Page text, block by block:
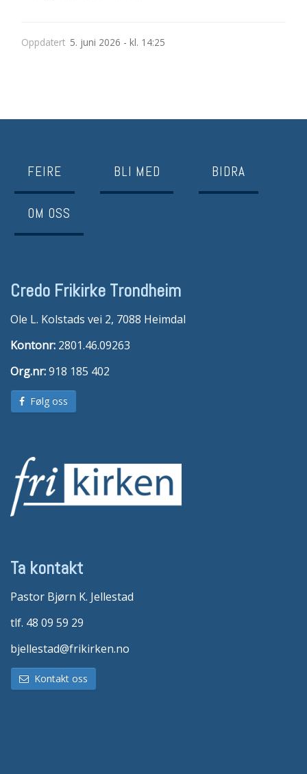
Oppdatert 5. juni 2026 - kl. 14:25
FEIRE BLI MED BIDRA
OM OSS
Credo Frikirke Trondheim
Ole L. Kolstads vei 2, 7088 Heimdal
Kontonr: 2801.46.09263
Org.nr:918 185 402
Følg oss
Ta kontakt
Pastor Bjørn K. Jellestad
tlf. 48 09 59 29
bjellestad@frikirken.no
Kontakt oss